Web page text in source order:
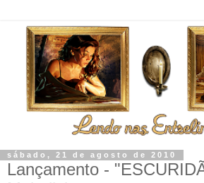
sábado, 21 de agosto de 2010
Lançamento -